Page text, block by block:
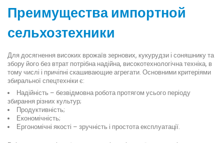
Преимущества импортной
сельхозтехники
Для досягнення високих врожаїв зернових, кукурудзи і соняшнику та
збору його без втрат потрібна надійна, високотехнологічна техніка, в
тому числі і причіпні скашивающие агрегати. Основними критеріями
збиральної спецтехніки є:
Надійність – безвідмовна робота протягом усього періоду
збирання різних культур;
Продуктивність;
Економічність;
Ергономічні якості – зручність і простота експлуатації.